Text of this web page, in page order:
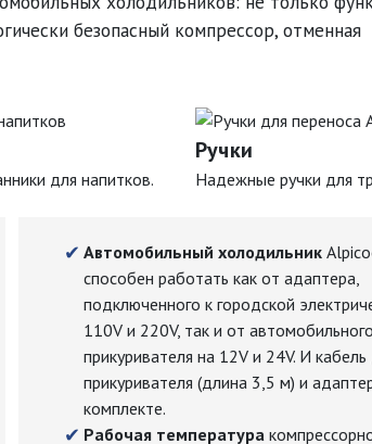
безопасный компрессор, отменная
для напитков.
Ручки
Надежные ручки для
Автомобильный холодильник
способен работать как от адаптера,
подключенного к городской
110V и 220V, так и от автомобильного
прикуривателя на 12V и 24V. И кабель
прикуривателя (длина 3,5 м) и
комплекте.
Рабочая температура